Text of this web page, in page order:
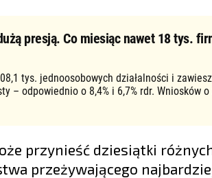
dużą presją. Co miesiąc nawet 18 tys.
tys. jednoosobowych działalności i
– odpowiednio o 8,4% i 6,7% rdr. Wniosków
przynieść dziesiątki
przeżywającego